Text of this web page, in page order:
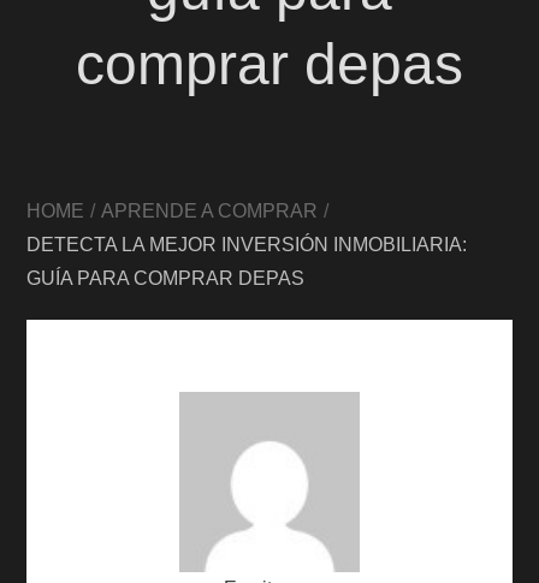
comprar depas
HOME
APRENDE A COMPRAR
DETECTA LA MEJOR INVERSIÓN INMOBILIARIA:
GUÍA PARA COMPRAR DEPAS